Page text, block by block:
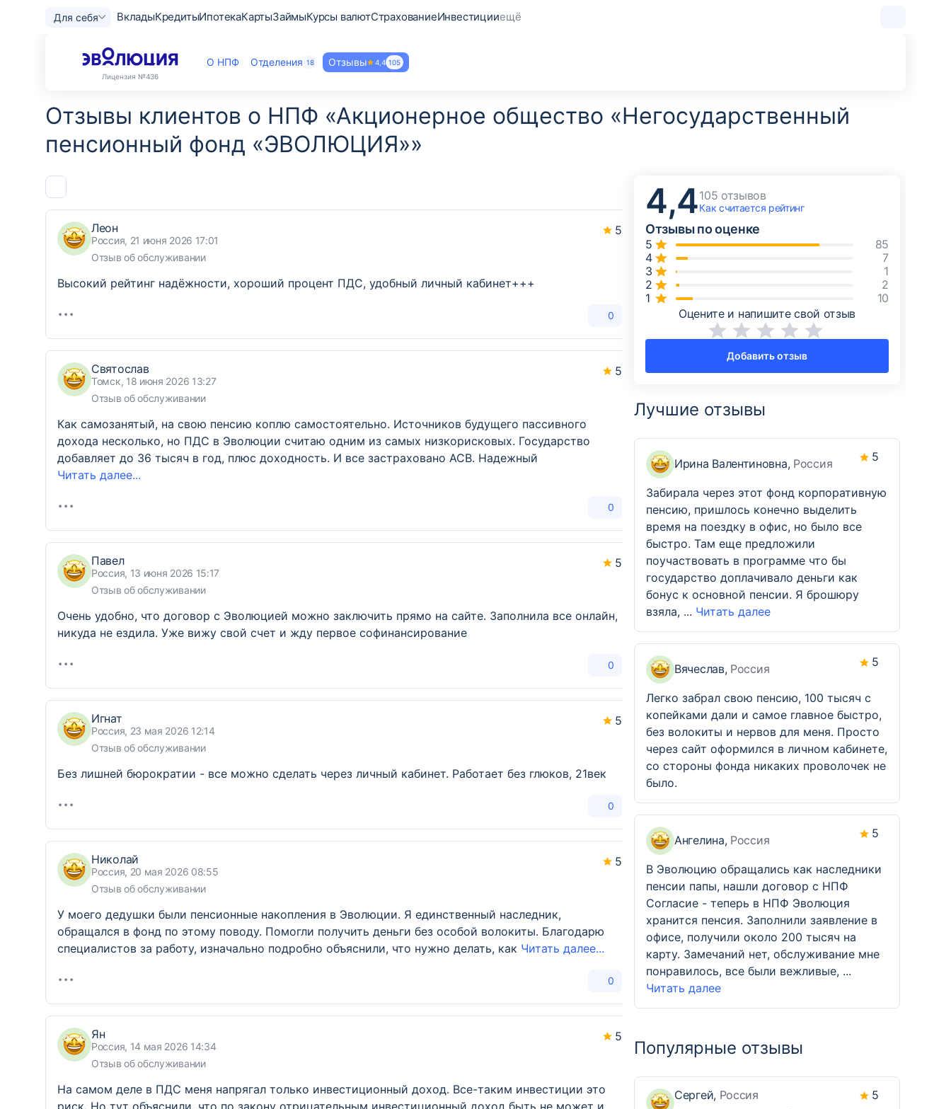
Для себя ВкладыКредитыИпотекаКартыЗаймыКурсы валютСтрахованиеИнвестицииещё
Лицензия №436
О НПФ Отделения 18 Отзывы 4,4 105
Отзывы клиентов о НПФ «Акционерное общество «Негосударственный
пенсионный фонд «ЭВОЛЮЦИЯ»»
5
Леон
Россия, 21 июня 2026 17:01
Отзыв об обслуживании
Высокий рейтинг надёжности, хороший процент ПДС, удобный личный кабинет+++
0
5
Святослав
Томск, 18 июня 2026 13:27
Отзыв об обслуживании
Как самозанятый, на свою пенсию коплю самостоятельно. Источников будущего пассивного
дохода несколько, но ПДС в Эволюции считаю одним из самых низкорисковых. Государство
добавляет до 36 тысяч в год, плюс доходность. И все застраховано АСВ. Надежный
Читать далее...
0
5
Павел
Россия, 13 июня 2026 15:17
Отзыв об обслуживании
Очень удобно, что договор с Эволюцией можно заключить прямо на сайте. Заполнила все онлайн,
никуда не ездила. Уже вижу свой счет и жду первое софинансирование
0
5
Игнат
Россия, 23 мая 2026 12:14
Отзыв об обслуживании
Без лишней бюрократии - все можно сделать через личный кабинет. Работает без глюков, 21век
0
5
Николай
Россия, 20 мая 2026 08:55
Отзыв об обслуживании
У моего дедушки были пенсионные накопления в Эволюции. Я единственный наследник,
обращался в фонд по этому поводу. Помогли получить деньги без особой волокиты. Благодарю
специалистов за работу, изначально подробно объяснили, что нужно делать, как Читать далее...
0
5
Ян
Россия, 14 мая 2026 14:34
Отзыв об обслуживании
На самом деле в ПДС меня напрягал только инвестиционный доход. Все-таким инвестиции это
риск. Но тут объяснили, что по закону отрицательным инвестиционный доход быть не может и
4,4105 отзывов
Как считается рейтинг
Отзывы по оценке
10
2
1
7
85
Оцените и напишите свой отзыв
Добавить отзыв
Лучшие отзывы
Ирина Валентиновна, Россия
5
Забирала через этот фонд корпоративную
пенсию, пришлось конечно выделить
время на поездку в офис, но было все
быстро. Там еще предложили
поучаствовать в программе что бы
государство доплачивало деньги как
бонус к основной пенсии. Я брошюру
взяла, ... Читать далее
Вячеслав, Россия
5
Легко забрал свою пенсию, 100 тысяч с
копейками дали и самое главное быстро,
без волокиты и нервов для меня. Просто
через сайт оформился в личном кабинете,
со стороны фонда никаких проволочек не
было.
Ангелина, Россия
5
В Эволюцию обращались как наследники
пенсии папы, нашли договор с НПФ
Согласие - теперь в НПФ Эволюция
хранится пенсия. Заполнили заявление в
офисе, получили около 200 тысяч на
карту. Замечаний нет, обслуживание мне
понравилось, все были вежливые, ...
Читать далее
Популярные отзывы
Сергей, Россия 5